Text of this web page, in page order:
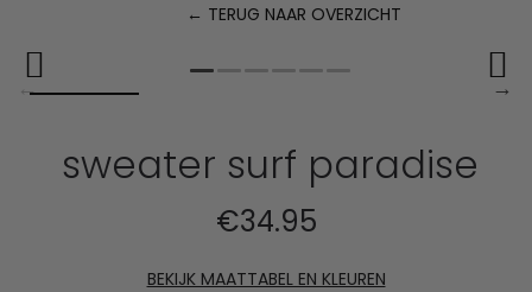
← TERUG NAAR OVERZICHT
sweater surf paradise
€34.95
BEKIJK MAATTABEL EN KLEUREN